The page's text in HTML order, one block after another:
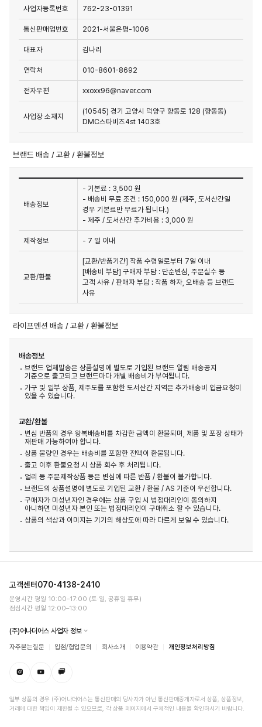
사업자등록번호 762-23-01391
통신판매업번호 2021-서울은평-1006
대표자 김나리
연락처 010-8601-8692
전자우편 xxoxx96@naver.com
사업장 소재지
(10545) 경기 고양시 덕양구 향동로 128 (향동동)
DMC스타비즈4st 1403호
브랜드 배송 / 교환 / 환불정보
배송정보
- 기본료 : 3,500 원
- 배송비 무료 조건 : 150,000 원 (제주, 도서산간일
경우 기본료만 무료가 됩니다.)
- 제주 / 도서산간 추가비용 : 3,000 원
제작정보 - 7 일 이내
교환/환불
[교환/반품기간] 작품 수령일로부터 7일 이내
[배송비 부담] 구매자 부담 : 단순변심, 주문실수 등
고객 사유 / 판매자 부담 : 작품 하자, 오배송 등 브랜드
사유
라이프멘션 배송 / 교환 / 환불정보
배송정보
브랜드 업체발송은 상품설명에 별도로 기입된 브랜드 알림 배송공지
기준으로 출고되고 브랜드마다 개별 배송비가 부여됩니다.
가구 및 일부 상품, 제주도를 포함한 도서산간 지역은 추가배송비 입금요청이
있을 수 있습니다.
교환/환불
변심 반품의 경우 왕복배송비를 차감한 금액이 환불되며, 제품 및 포장 상태가
재판매 가능하여야 합니다.
상품 불량인 경우는 배송비를 포함한 전액이 환불됩니다.
출고 이후 환불요청 시 상품 회수 후 처리됩니다.
얼리 등 주문제작상품 등은 변심에 따른 반품 / 환불이 불가합니다.
브랜드의 상품설명에 별도로 기입된 교환 / 환불 / AS 기준이 우선합니다.
구매자가 미성년자인 경우에는 상품 구입 시 법정대리인이 동의하지
아니하면 미성년자 본인 또는 법정대리인이 구매취소 할 수 있습니다.
상품의 색상과 이미지는 기기의 해상도에 따라 다르게 보일 수 있습니다.
고객센터 070-4138-2410
운영시간 평일 10:00–17:00 (토·일, 공휴일 휴무)
점심시간 평일 12:00–13:00
(주)어나더어스 사업자 정보
자주묻는질문 입점/협업문의 회사소개 이용약관 개인정보처리방침
일부 상품의 경우 (주)어나더어스는 통신판매의 당사자가 아닌 통신판매중개자로서 상품, 상품정보,
거래에 대한 책임이 제한될 수 있으므로, 각 상품 페이지에서 구체적인 내용을 확인하시기 바랍니다.